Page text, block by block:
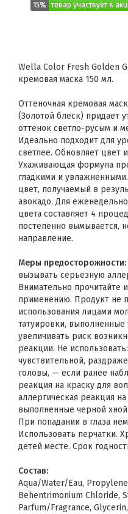
15% товар участвует в
Wella Color Fresh Golden
кремовая маска 150 мл.
Оттеночная кремовая
(Золотой блеск) придает
оттенок светло-русым и
Идеально подходит для
светлее. Обновляет цвет
Ухаживающая формула
гладкими и
цвет, получаемый в
авокадо. Для
цвета составляет 4
постепенно вымывается,
направление.
Меры предосторожности:
вызывать серьезную
Внимательно прочитайте
применению. Продукт не
использования лицами
татуировки, выполненные
увеличивать риск
реакции. Не
чувствительной,
головы, — если ранее
реакция на краску для
аллергическая реакция
выполненные черной
При попадании в глаза
Использовать перчатки.
детей месте. Срок
Состав:
Aqua/Water/Eau,
Behentrimonium Chloride,
Parfum/Fragrance,